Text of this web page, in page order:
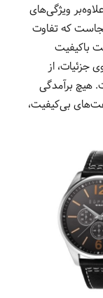
ویژگی‌های
که تفاوت
باکیفیت
از
هیچ برآمدگی
بی‌کیفیت،